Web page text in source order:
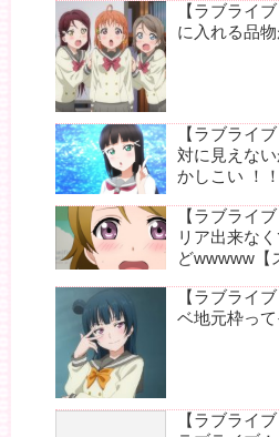
【ラブライ
に入れる品
【ラブライ
対に見えな
かしこい ！
【ラブライ
リア出来な
どwwwww【
【ラブライ
ベ地元枠っ
【ラブライ